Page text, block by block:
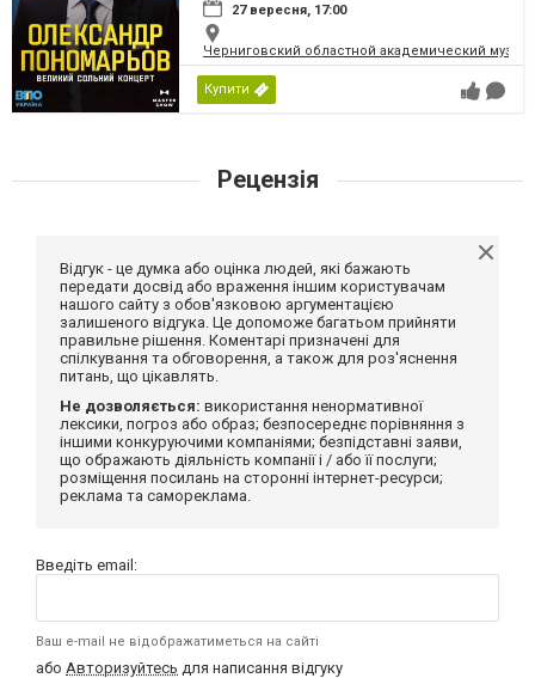
27 вересня, 17:00
Черниговский областной академический
Купити
Рецензія
Відгук - це думка або оцінка людей, які бажають
передати досвід або враження іншим користувачам
нашого сайту з обов'язковою аргументацією
залишеного відгука. Це допоможе багатьом прийняти
правильне рішення. Коментарі призначені для
спілкування та обговорення, а також для роз'яснення
питань, що цікавлять.
Не дозволяється: використання ненормативної
лексики, погроз або образ; безпосереднє порівняння з
іншими конкуруючими компаніями; безпідставні заяви,
що ображають діяльність компанії і / або її послуги;
розміщення посилань на сторонні інтернет-ресурси;
реклама та самореклама.
Введіть email:
Ваш e-mail не відображатиметься на сайті
або Авторизуйтесь для написання відгуку